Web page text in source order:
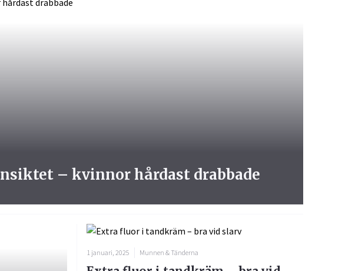
– kvinnor hårdast drabbade
1 januari, 2025 Munnen & Tänderna